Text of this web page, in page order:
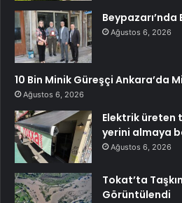
Beypazarı’nda
Ağustos 6, 2026
10 Bin Minik Güreşçi Ankara’da
Ağustos 6, 2026
Elektrik üreten
yerini almaya
Ağustos 6, 2026
Tokat’ta
Görüntülendi